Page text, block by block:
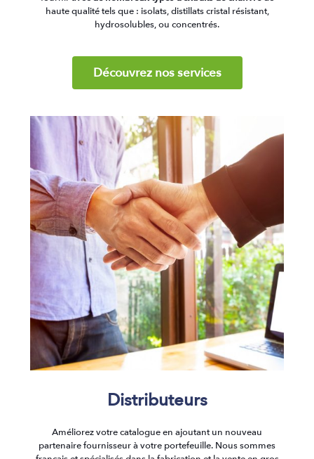
haute qualité tels que : isolats, distillats cristal résistant,
hydrosolubles, ou concentrés.
Découvrez nos services
Distributeurs
Améliorez votre catalogue en ajoutant un nouveau
partenaire fournisseur à votre portefeuille. Nous sommes